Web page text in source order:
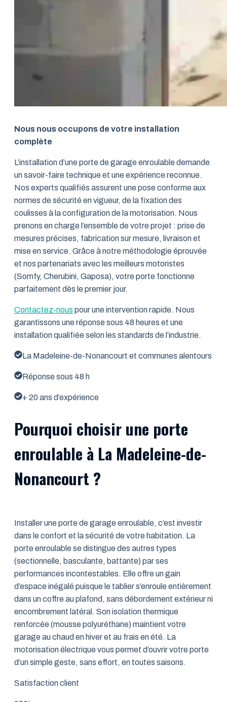
Nous nous occupons de votre installation
complète
L’installation d’une porte de garage enroulable demande
un savoir-faire technique et une expérience reconnue.
Nos experts qualifiés assurent une pose conforme aux
normes de sécurité en vigueur, de la fixation des
coulisses à la configuration de la motorisation. Nous
prenons en charge l’ensemble de votre projet : prise de
mesures précises, fabrication sur mesure, livraison et
mise en service. Grâce à notre méthodologie éprouvée
et nos partenariats avec les meilleurs motoristes
(Somfy, Cherubini, Gaposa), votre porte fonctionne
parfaitement dès le premier jour.
Contactez-nous pour une intervention rapide. Nous
garantissons une réponse sous 48 heures et une
installation qualifiée selon les standards de l’industrie.
La Madeleine-de-Nonancourt et communes alentours
Réponse sous 48 h
+ 20 ans d’expérience
Pourquoi choisir une porte
enroulable à La Madeleine-de-
Nonancourt ?
Installer une porte de garage enroulable, c’est investir
dans le confort et la sécurité de votre habitation. La
porte enroulable se distingue des autres types
(sectionnelle, basculante, battante) par ses
performances incontestables. Elle offre un gain
d’espace inégalé puisque le tablier s’enroule entièrement
dans un coffre au plafond, sans débordement extérieur ni
encombrement latéral. Son isolation thermique
renforcée (mousse polyuréthane) maintient votre
garage au chaud en hiver et au frais en été. La
motorisation électrique vous permet d’ouvrir votre porte
d’un simple geste, sans effort, en toutes saisons.
Satisfaction client